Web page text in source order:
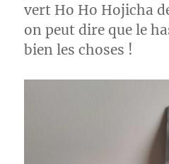
–
DAVIDsTEA
vert Ho Ho Hojicha
on peut dire que le
bien les choses !